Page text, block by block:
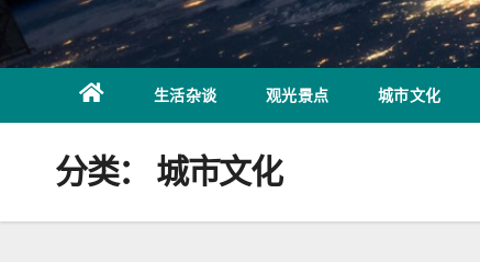
生活杂谈 观光景点 城市文化
分类： 城市文化